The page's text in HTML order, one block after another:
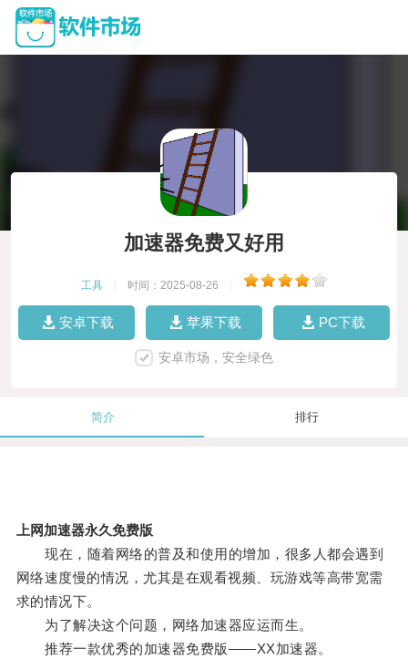
加速器免费又好用
工具 时间：2025-08-26
安卓下载 苹果下载 PC下载
安卓市场，安全绿色
简介 排行
上网加速器永久免费版
现在，随着网络的普及和使用的增加，很多人都会遇到
网络速度慢的情况，尤其是在观看视频、玩游戏等高带宽需
求的情况下。
为了解决这个问题，网络加速器应运而生。
推荐一款优秀的加速器免费版——XX加速器。